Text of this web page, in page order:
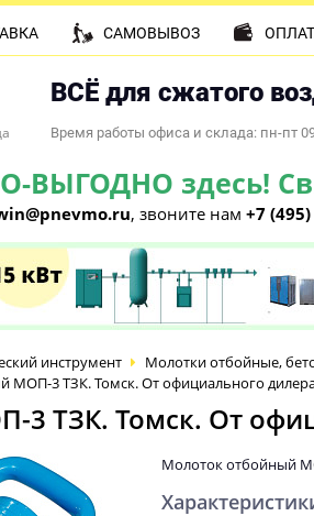
ВСЁ для сжатого
Время работы офиса и склада: пн-пт
ВЫГОДНО здесь!
, звоните нам +7
САМОВЫВОЗ
инструмент
Молотки отбойные,
МОП-3 ТЗК. Томск. От официального
3 ТЗК. Томск. От
Молоток отбойный